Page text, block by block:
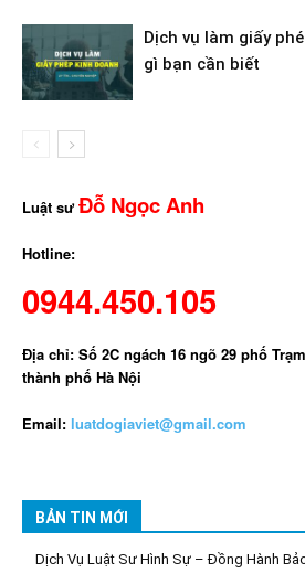
Dịch vụ làm giấy
gì bạn cần biết
Luật sưĐỗ Ngọc Anh
Hotline:
0944.450.105
Địa chỉ: Số 2C ngách 16 ngõ 29 phố
thành phố Hà Nội
Email: luatdogiaviet@gmail.com
BẢN TIN MỚI
Dịch Vụ Luật Sư Hình Sự – Đồng Hành